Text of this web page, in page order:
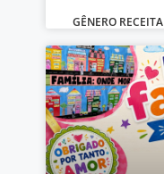
GÊNERO RECEITA